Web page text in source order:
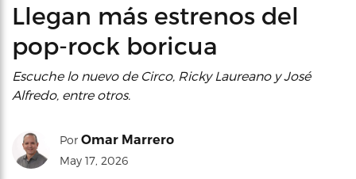
Llegan más estrenos del
pop-rock boricua
Escuche lo nuevo de Circo, Ricky Laureano y José
Alfredo, entre otros.
Por Omar Marrero
May 17, 2026